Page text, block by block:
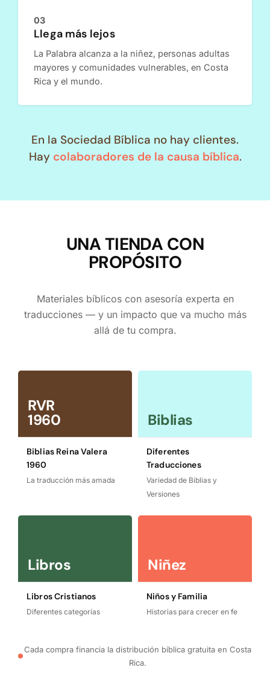
03
Llega más lejos
La Palabra alcanza a la niñez, personas adultas
mayores y comunidades vulnerables, en Costa
Rica y el mundo.
En la Sociedad Bíblica no hay clientes.
Hay colaboradores de la causa bíblica.
UNA TIENDA CON
PROPÓSITO
Materiales bíblicos con asesoría experta en
traducciones — y un impacto que va mucho más
allá de tu compra.
RVR
1960
Biblias Reina Valera
1960
La traducción más amada
Biblias
Diferentes
Traducciones
Variedad de Biblias y
Versiones
Libros
Libros Cristianos
Diferentes categorías
Niñez
Niños y Familia
Historias para crecer en fe
Cada compra financia la distribución bíblica gratuita en Costa
Rica.